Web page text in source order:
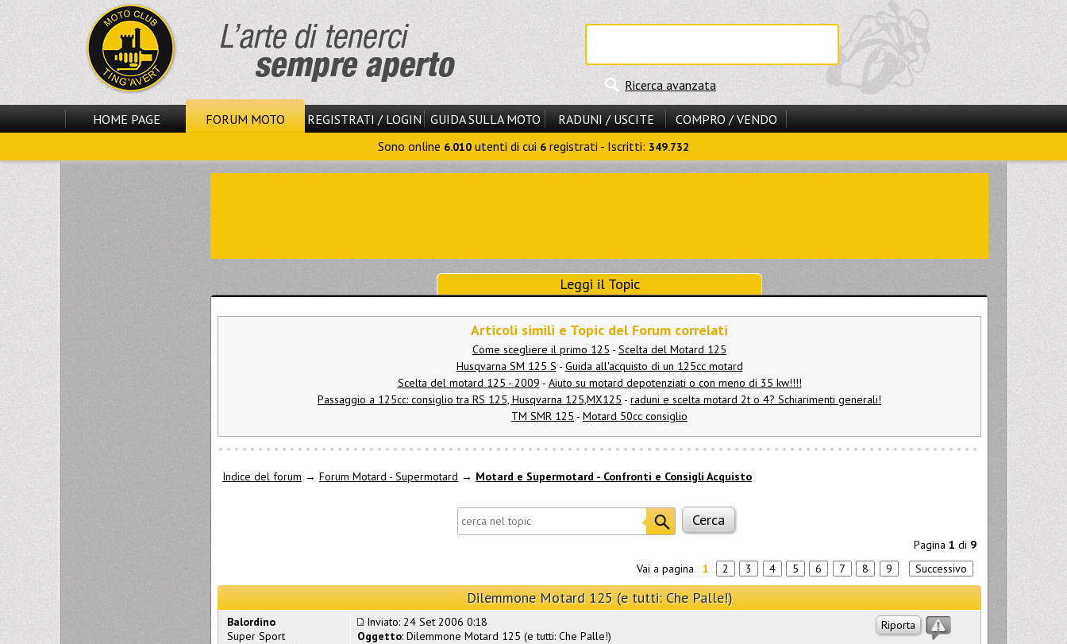
Ricerca avanzata
HOME PAGE FORUM MOTO REGISTRATI / LOGIN GUIDA SULLA MOTO RADUNI / USCITE
COMPRO / VENDO
Sono online 6.010 utenti di cui 6 registrati - Iscritti: 349.732
Leggi il Topic
Articoli simili e Topic del Forum correlati
Come scegliere il primo 125 - Scelta del Motard 125
Husqvarna SM 125 S - Guida all'acquisto di un 125cc motard
Scelta del motard 125 - 2009 - Aiuto su motard depotenziati o con meno di 35 kw!!!!
Passaggio a 125cc: consiglio tra RS 125, Husqvarna 125,MX125 - raduni e scelta motard 2t o 4? Schiarimenti generali!
TM SMR 125 - Motard 50cc consiglio
Indice del forum → Forum Motard - Supermotard → Motard e Supermotard - Confronti e Consigli Acquisto
Pagina 1 di 9
Vai a pagina
1 2 3 4 5 6 7 8 9 Successivo
Dilemmone Motard 125 (e tutti: Che Palle!)
Riporta
Inviato: 24 Set 2006 0:18
Oggetto: Dilemmone Motard 125 (e tutti: Che Palle!)
Balordino
Super Sport